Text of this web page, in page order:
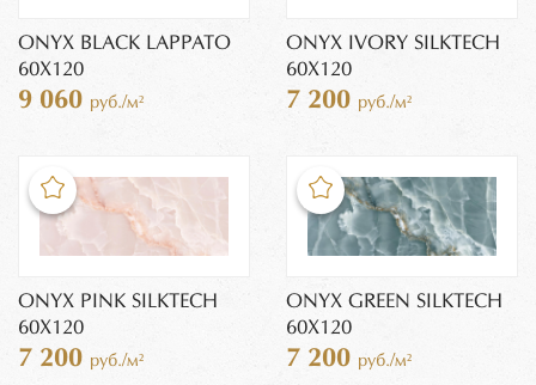
ONYX BLACK LAPPATO
60X120
9 060 руб./м²
ONYX IVORY SILKTECH
60X120
7 200 руб./м²
ONYX PINK SILKTECH
60X120
7 200 руб./м²
ONYX GREEN SILKTECH
60X120
7 200 руб./м²